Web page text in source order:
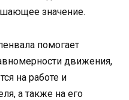
значение.
помогает
движения,
на работе и
а также на его